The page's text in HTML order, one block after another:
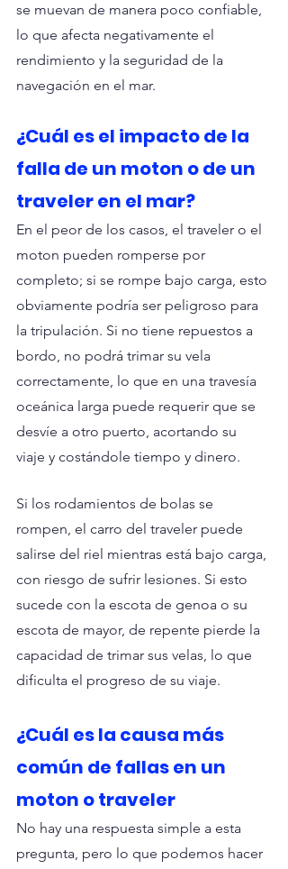
se muevan de manera poco confiable,
lo que afecta negativamente el
rendimiento y la seguridad de la
navegación en el mar.
¿Cuál es el impacto de la
falla de un moton o de un
traveler en el mar?
En el peor de los casos, el traveler o el
moton pueden romperse por
completo; si se rompe bajo carga, esto
obviamente podría ser peligroso para
la tripulación. Si no tiene repuestos a
bordo, no podrá trimar su vela
correctamente, lo que en una travesía
oceánica larga puede requerir que se
desvíe a otro puerto, acortando su
viaje y costándole tiempo y dinero.
Si los rodamientos de bolas se
rompen, el carro del traveler puede
salirse del riel mientras está bajo carga,
con riesgo de sufrir lesiones. Si esto
sucede con la escota de genoa o su
escota de mayor, de repente pierde la
capacidad de trimar sus velas, lo que
dificulta el progreso de su viaje.
¿Cuál es la causa más
común de fallas en un
moton o traveler
No hay una respuesta simple a esta
pregunta, pero lo que podemos hacer